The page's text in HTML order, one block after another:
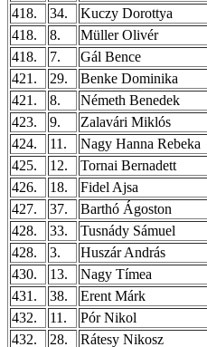
418.
34. Kuczy Dorottya
418.
8. Müller Olivér
418.
7. Gál Bence
421.
29. Benke Dominika
421.
8. Németh Benedek
423.
9. Zalavári Miklós
424.
11. Nagy Hanna Rebeka
425.
12. Tornai Bernadett
426.
18. Fidel Ajsa
427.
37. Barthó Ágoston
428.
33. Tusnády Sámuel
428.
3. Huszár András
430.
13. Nagy Tímea
431.
38. Erent Márk
432.
11. Pór Nikol
432.
28. Rátesy Nikosz